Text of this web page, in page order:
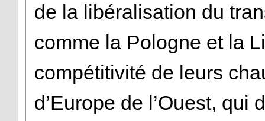
de la libéralisation du
comme la Pologne et la
compétitivité de leurs
d’Europe de l’Ouest, qui